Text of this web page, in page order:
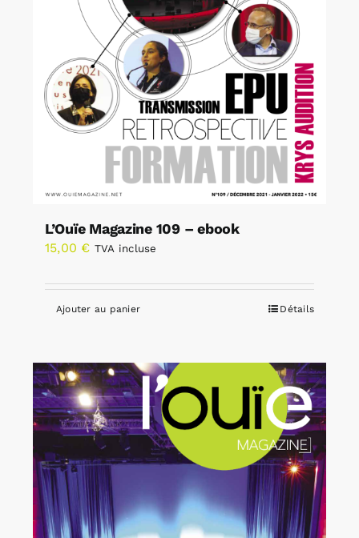
L’Ouïe Magazine 109 – ebook
15,00 € TVA incluse
Ajouter au panier Détails